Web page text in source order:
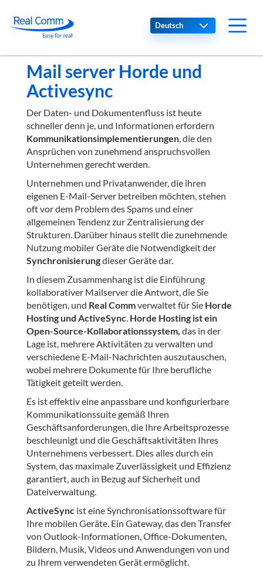
Select your language
Mail server Horde und
Activesync
Der Daten- und Dokumentenfluss ist heute
schneller denn je, und Informationen erfordern
Kommunikationsimplementierungen, die den
Ansprüchen von zunehmend anspruchsvollen
Unternehmen gerecht werden.
Unternehmen und Privatanwender, die ihren
eigenen E-Mail-Server betreiben möchten, stehen
oft vor dem Problem des Spams und einer
allgemeinen Tendenz zur Zentralisierung der
Strukturen. Darüber hinaus stellt die zunehmende
Nutzung mobiler Geräte die Notwendigkeit der
Synchronisierungdieser Geräte dar.
In diesem Zusammenhang ist die Einführung
kollaborativer Mailserver die Antwort, die Sie
benötigen, und Real Commverwaltet für Sie Horde
Hosting und ActiveSync. Horde Hosting ist ein
Open-Source-Kollaborationssystem, das in der
Lage ist, mehrere Aktivitäten zu verwalten und
verschiedene E-Mail-Nachrichten auszutauschen,
wobei mehrere Dokumente für Ihre berufliche
Tätigkeit geteilt werden.
Es ist effektiv eine anpassbare und konfigurierbare
Kommunikationssuite gemäß Ihren
Geschäftsanforderungen, die Ihre Arbeitsprozesse
beschleunigt und die Geschäftsaktivitäten Ihres
Unternehmens verbessert. Dies alles durch ein
System, das maximale Zuverlässigkeit und Effizienz
garantiert, auch in Bezug auf Sicherheit und
Dateiverwaltung.
ActiveSyncist eine Synchronisationssoftware für
Ihre mobilen Geräte. Ein Gateway, das den Transfer
von Outlook-Informationen, Office-Dokumenten,
Bildern, Musik, Videos und Anwendungen von und
zu Ihrem verwendeten Gerät ermöglicht.